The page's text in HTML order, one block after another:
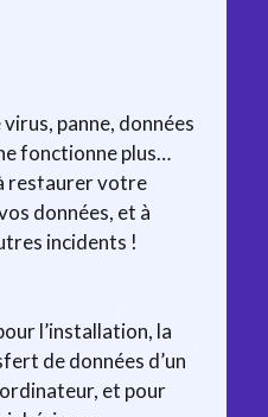
panne, données
fonctionne plus…
restaurer votre
données, et à
incidents !
l’installation, la
de données d’un
et pour